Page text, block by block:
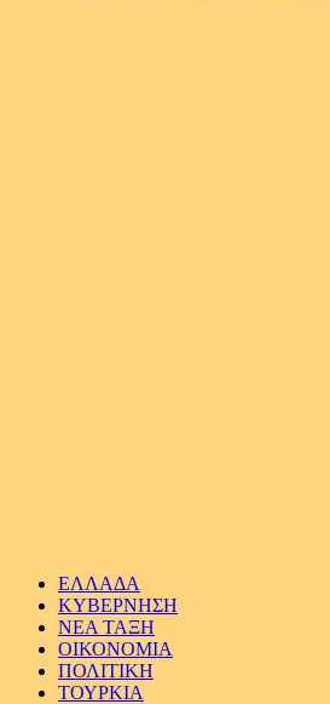
ΕΛΛΑΔΑ
ΚΥΒΕΡΝΗΣΗ
ΝΕΑ ΤΑΞΗ
ΟΙΚΟΝΟΜΙΑ
ΠΟΛΙΤΙΚΗ
ΤΟΥΡΚΙΑ